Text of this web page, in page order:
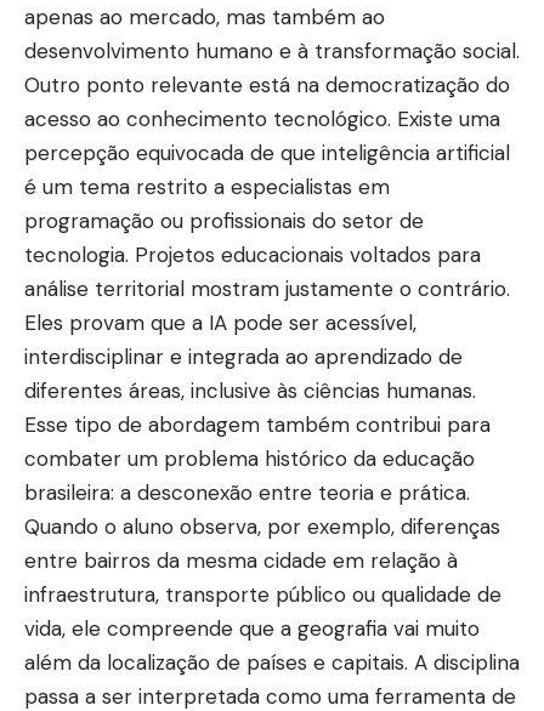
apenas ao mercado, mas também ao
desenvolvimento humano e à transformação social.
Outro ponto relevante está na democratização do
acesso ao conhecimento tecnológico. Existe uma
percepção equivocada de que inteligência artificial
é um tema restrito a especialistas em
programação ou profissionais do setor de
tecnologia. Projetos educacionais voltados para
análise territorial mostram justamente o contrário.
Eles provam que a IA pode ser acessível,
interdisciplinar e integrada ao aprendizado de
diferentes áreas, inclusive às ciências humanas.
Esse tipo de abordagem também contribui para
combater um problema histórico da educação
brasileira: a desconexão entre teoria e prática.
Quando o aluno observa, por exemplo, diferenças
entre bairros da mesma cidade em relação à
infraestrutura, transporte público ou qualidade de
vida, ele compreende que a geografia vai muito
além da localização de países e capitais. A disciplina
passa a ser interpretada como uma ferramenta de